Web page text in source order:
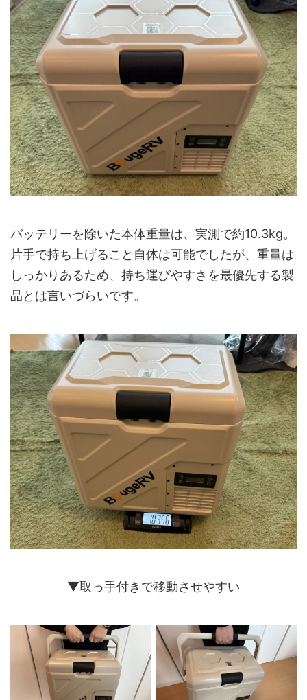
バッテリーを除いた本体重量は、実測で約10.3kg。
片手で持ち上げること自体は可能でしたが、重量は
しっかりあるため、持ち運びやすさを最優先する製
品とは言いづらいです。
▼取っ手付きで移動させやすい